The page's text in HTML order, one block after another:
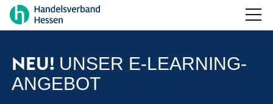
NEU! UNSER E-LEARNING-
ANGEBOT